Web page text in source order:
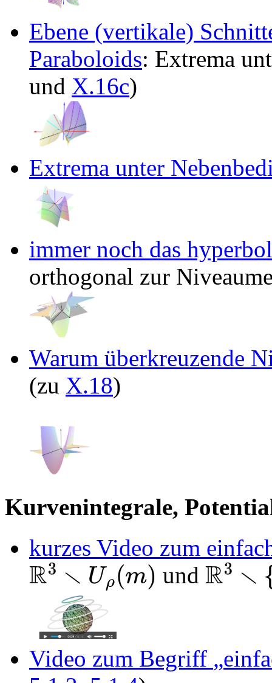
Ebene (vertikale)
Paraboloids: Extrema
und X.16c)
Extrema unter
immer noch das
orthogonal zur
Warum überkreuzende
(zu X.18)
Kurvenintegrale,
kurzes Video zum
R3∖ ) und R3∖{
Video zum Begriff